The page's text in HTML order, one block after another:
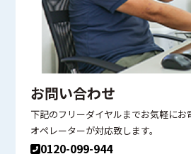
お問い合わせ
下記のフリーダイヤルまでお気軽にお
オペレーターが対応致します。
0120-099-944